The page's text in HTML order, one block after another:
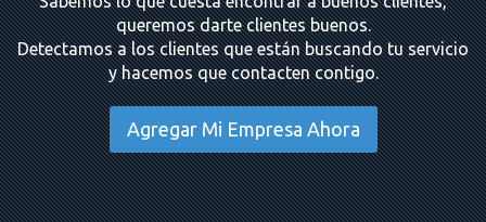
queremos darte clientes buenos.
Detectamos a los clientes que están buscando tu servicio
y hacemos que contacten contigo.
Agregar Mi Empresa Ahora